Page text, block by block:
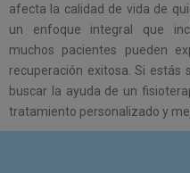
afecta la calidad de vida de
un enfoque integral que
muchos pacientes pueden
recuperación exitosa. Si estás
buscar la ayuda de un
tratamiento personalizado y